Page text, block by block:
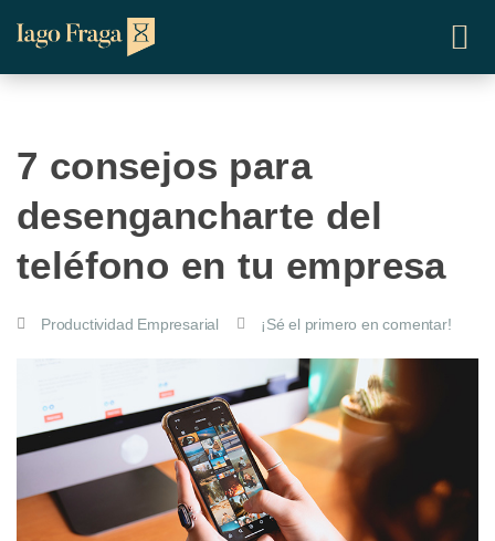
7 consejos para
desengancharte del
teléfono en tu empresa
Productividad Empresarial ¡Sé el primero en comentar!